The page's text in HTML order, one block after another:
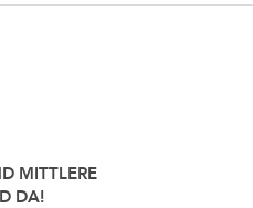
MITTLERE
DA!